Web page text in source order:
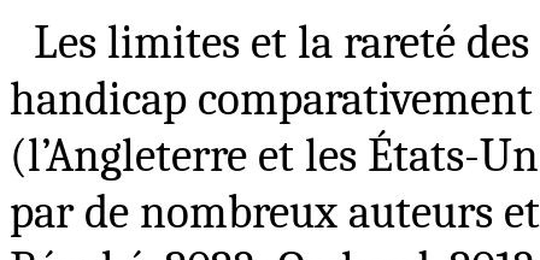
Les limites et la rareté
handicap
(l’Angleterre et les États-
par de nombreux auteurs